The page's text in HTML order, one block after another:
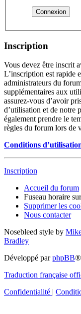
Inscription
Vous devez être inscrit
L’inscription est rapide
administrateurs du
supplémentaires aux
assurez-vous d’avoir
d’utilisation et de notre
également prendre le
règles du forum lors de
Conditions
Inscription
Accueil du forum
Fuseau horaire
Supprimer les
Nous contacter
Nosebleed style by
Bradley
Développé parphpBB®
Traduction française
Confidentialité |